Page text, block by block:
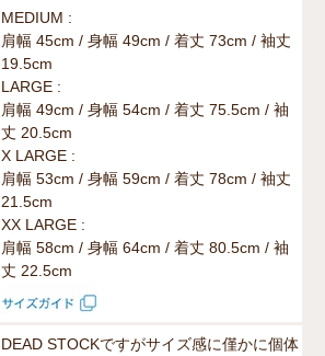
MEDIUM :
肩幅 45cm / 身幅 49cm / 着丈 73cm / 袖丈
19.5cm
LARGE :
肩幅 49cm / 身幅 54cm / 着丈 75.5cm / 袖
丈 20.5cm
X LARGE :
肩幅 53cm / 身幅 59cm / 着丈 78cm / 袖丈
21.5cm
XX LARGE :
肩幅 58cm / 身幅 64cm / 着丈 80.5cm / 袖
丈 22.5cm
DEAD STOCKですがサイズ感に僅かに個体